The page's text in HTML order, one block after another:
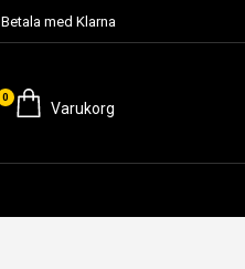
Betala med Klarna
0
Varukorg